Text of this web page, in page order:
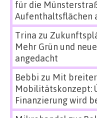
für die
Aufenthaltsflächen
Trina zu
Mehr Grün und
angedacht
Bebbi zu Mit
Mobilitätskonzept:
Finanzierung wird